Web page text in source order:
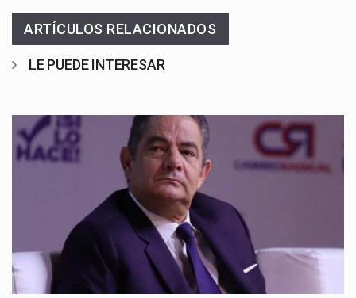
ARTÍCULOS RELACIONADOS
LE PUEDE INTERESAR